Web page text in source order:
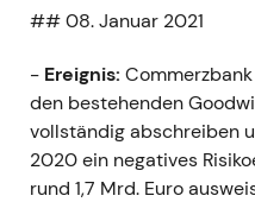
## 08. Januar 2021
- Ereignis:
den bestehenden
vollständig abschreiben
2020 ein negatives
rund 1,7 Mrd. Euro